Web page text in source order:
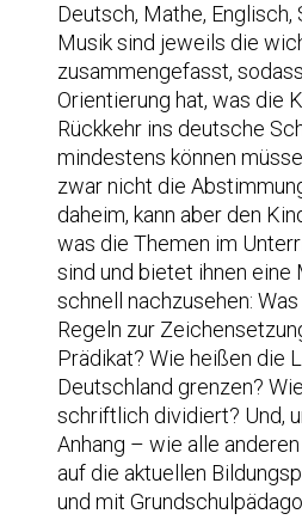
Deutsch, Mathe, Englisch,
Musik sind jeweils die
zusammengefasst,
Orientierung hat, was die
Rückkehr ins deutsche
mindestens können
zwar nicht die
daheim, kann aber den
was die Themen im
sind und bietet ihnen eine
schnell nachzusehen:
Regeln zur
Prädikat? Wie heißen die
Deutschland grenzen?
schriftlich dividiert? Und,
Anhang – wie alle
auf die aktuellen
und mit